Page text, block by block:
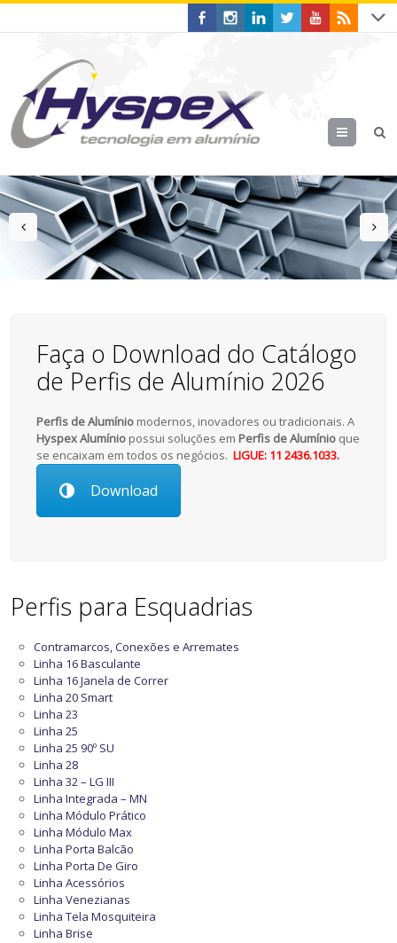
Menu
prev
Faça o Download do Catálogo
de Perfis de Alumínio 2026
Perfis de Alumínio modernos, inovadores ou tradicionais. A
Hyspex Alumínio possui soluções em Perfis de Alumínio que
se encaixam em todos os negócios.LIGUE: 11 2436.1033.
Download
Perfis para Esquadrias
Contramarcos, Conexões e Arremates
Linha 16 Basculante
Linha 16 Janela de Correr
Linha 20 Smart
Linha 23
Linha 25
Linha 25 90º SU
Linha 28
Linha 32 – LG III
Linha Integrada – MN
Linha Módulo Prático
Linha Módulo Max
Linha Porta Balcão
Linha Porta De Giro
Linha Acessórios
Linha Venezianas
Linha Tela Mosquiteira
Linha Brise